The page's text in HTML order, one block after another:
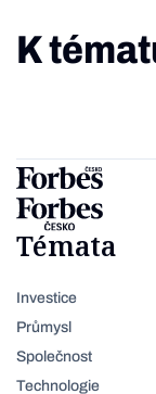
K
Témata
Investice
Průmysl
Společnost
Technologie